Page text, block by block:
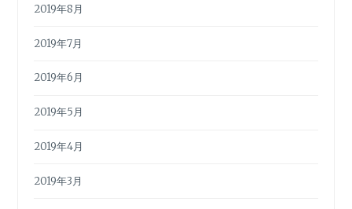
2019年8月
2019年7月
2019年6月
2019年5月
2019年4月
2019年3月